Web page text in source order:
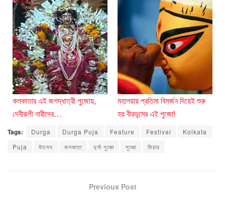
কলকাতার এই জগদ্ধাত্রী পুজোয়,
দেবীরূপী নারীদের…
মহালয়ায় প্রতিমা বিসর্জন দিয়েই শুরু
হয় বীরভূমের এই পুজো!
Tags: Durga Durga Puja Feature Festival
Kolkata
Puja
উতসব কলকাতা দুর্গা পুজো পুজো ফিচার
Previous Post